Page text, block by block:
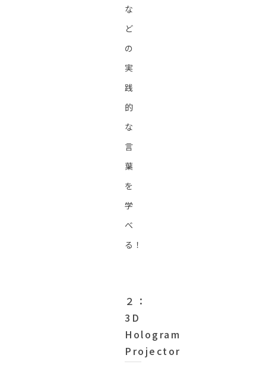
な
ど
の
実
践
的
な
言
葉
を
学
べ
る！
２：
3D
Hologram
Projector